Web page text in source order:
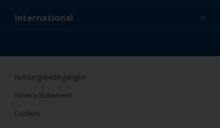
Aktuelles
International
Nutzungsbedingungen
Privacy Statement
Cookies